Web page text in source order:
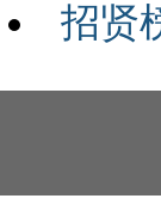
招贤